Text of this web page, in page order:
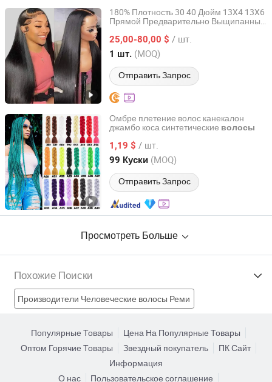
180% Плотность 30 40 Дюйм 13X4 13X6
Прямой Предварительно Выщипанный
Волосы Прозрачный HD Он Лейс
Фронтальный Парик
25,00-80,00 $ / шт.
1 шт. (MOQ)
Отправить Запрос
Guangzhou Beimeijia Trading Co., Ltd.
Guangdong, China с 2023
Омбре плетение волос канекалон
джамбо коса синтетические волосы
1,19 $ / шт.
99 Куски (MOQ)
Отправить Запрос
Xuchang BeautyHair Fashion Co., Ltd.
Henan, China с 2004
Просмотреть Больше
Похожие Поиски
Производители Человеческие волосы Реми
Производители лучшие волосы Реми
Популярные Товары
Цена На Популярные Товары
Оптом Горячие Товары
Звездный покупатель
ПК Сайт
Информация
О нас
Пользовательское соглашение